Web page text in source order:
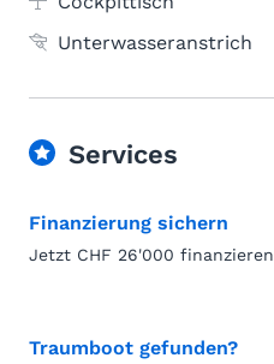
Unterwasseranstrich
Services
Finanzierung sichern
Jetzt CHF 26'000 finanzieren
Traumboot gefunden?